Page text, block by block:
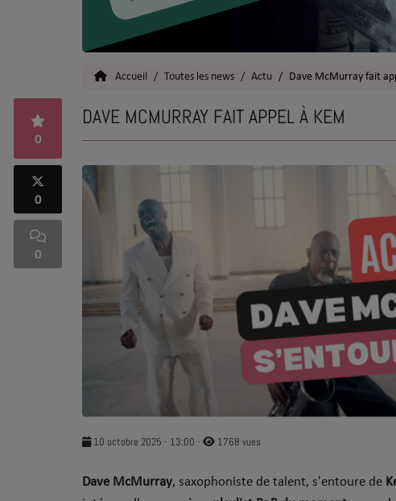
Talents
Top 5
SOUL ADDICT PLAY
Flash News
5 bonnes raisons
Dans la Street
URBAN CULTURE
Accueil Toutes les news Actu Dave McMurray fait
DAVE MCMURRAY FAIT APPEL À KEM
0
0
0
10 octobre 2025 - 13:00 - 1768 vues
Dave McMurray, saxophoniste de talent, s'entoure de